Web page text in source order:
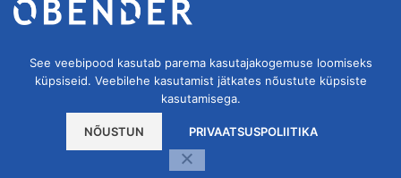
OBENDER OÜ
2020
Kodulehe tegemine
See veebipood kasutab parema kasutajakogemuse loomiseks
küpsiseid. Veebilehe kasutamist jätkates nõustute küpsiste
kasutamisega.
NÕUSTUN PRIVAATSUSPOLIITIKA